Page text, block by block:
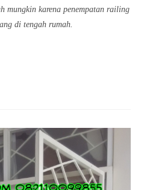
mungkin karena penempatan railing
di tengah rumah.